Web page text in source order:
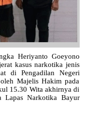
Heriyanto Goeyono
kasus narkotika jenis
di Pengadilan Negeri
Majelis Hakim pada
15.30 Wita akhirnya di
Lapas Narkotika Bayur